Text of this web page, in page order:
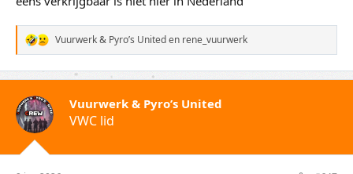
W
a
a
r
d
e
r
i
n
e
Vuurwerk & Pyro’s Uniteden rene_vuurwerk
Vuurwerk & Pyro’s United
VWC lid